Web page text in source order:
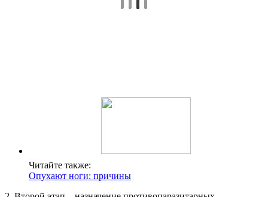
Читайте также:
Опухают ноги: причины